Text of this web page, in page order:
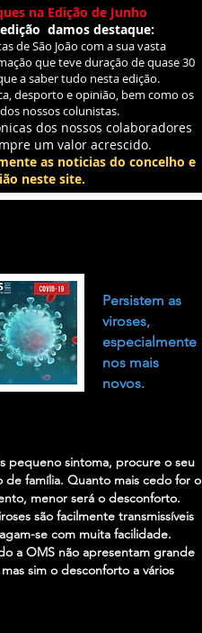
na Edição de Junho
damos destaque:
de São João com a sua vasta
que teve duração de quase 30
a saber tudo nesta edição.
desporto e opinião, bem como os
nossos colunistas.
dos nossos colaboradores
um valor acrescido.
as noticias do concelho e
neste site.
Persistem as
viroses,
especialmente
nos mais
novos.
pequeno sintoma, procure o seu
de família. Quanto mais cedo for o
menor será o desconforto.
são facilmente transmissíveis
se com muita facilidade.
a OMS não apresentam grande
sim o desconforto a vários